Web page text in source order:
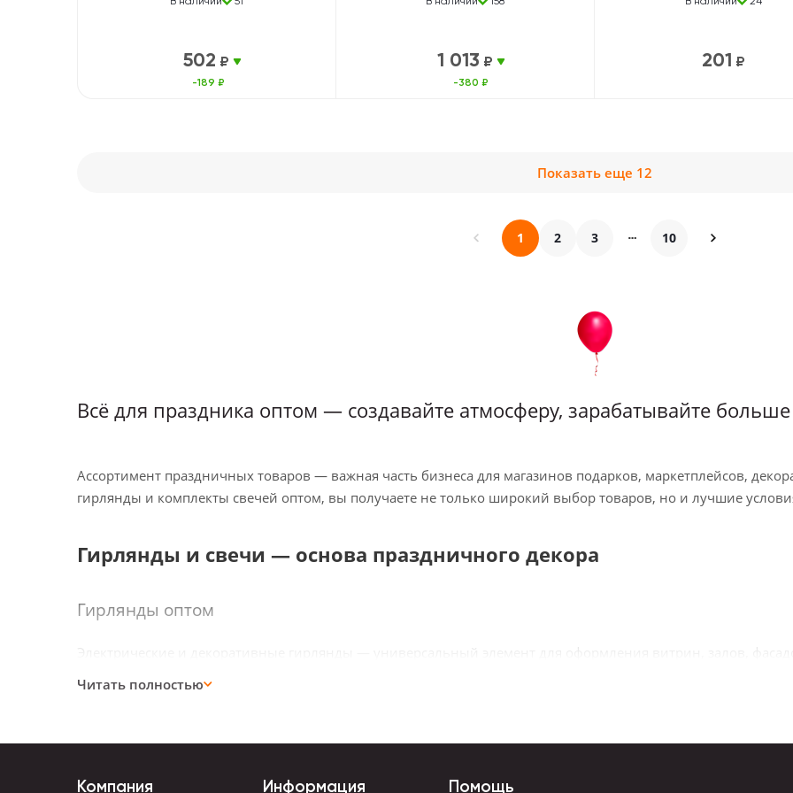
502 ₽
-189 ₽
1 013 ₽
-380 ₽
201 ₽
Показать еще 12
1 2 3 10
Всё для праздника оптом — создавайте атмосферу, зарабатывайте больше
Ассортимент праздничных товаров — важная часть бизнеса для магазинов подарков, маркетплейсов,
гирлянды и комплекты свечей оптом, вы получаете не только широкий выбор товаров, но и лучшие
Гирлянды и свечи — основа праздничного декора
Гирлянды оптом
Электрические и декоративные гирлянды — универсальный элемент для оформления витрин, залов,
Читать полностью
Компания Информация Помощь